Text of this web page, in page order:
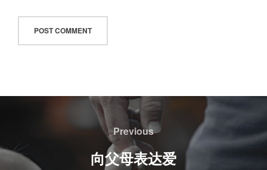
导
Previous
Previous
向父母表达爱